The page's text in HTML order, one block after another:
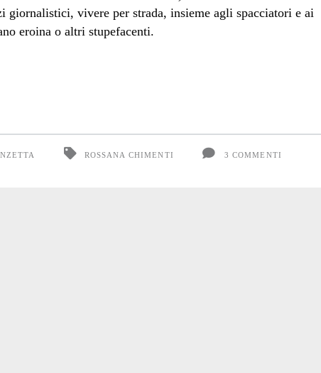
giornalistici, vivere per strada, insieme agli spacciatori e ai
eroina o altri stupefacenti.
ROSSANA CHIMENTI 3 COMMENTI